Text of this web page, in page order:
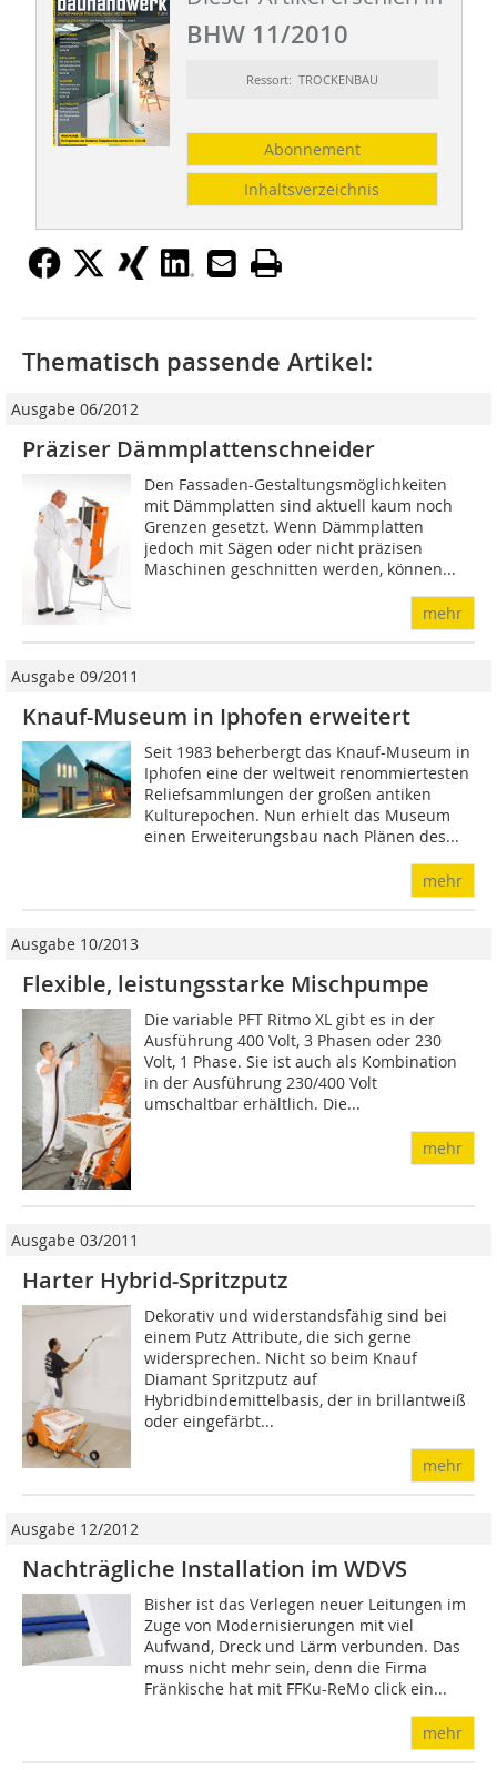
BHW 11/2010
Ressort: TROCKENBAU
Abonnement
Inhaltsverzeichnis
Thematisch passende Artikel:
Ausgabe 06/2012
Präziser Dämmplattenschneider
Den Fassaden-Gestaltungsmöglichkeiten
mit Dämmplatten sind aktuell kaum noch
Grenzen gesetzt. Wenn Dämmplatten
jedoch mit Sägen oder nicht präzisen
Maschinen geschnitten werden, können...
mehr
Ausgabe 09/2011
Knauf-Museum in Iphofen erweitert
Seit 1983 beherbergt das Knauf-Museum in
Iphofen eine der weltweit renommiertesten
Reliefsammlungen der großen antiken
Kulturepochen. Nun erhielt das Museum
einen Erweiterungsbau nach Plänen des...
mehr
Ausgabe 10/2013
Flexible, leistungsstarke Mischpumpe
Die variable PFT Ritmo XL gibt es in der
Ausführung 400 Volt, 3 Phasen oder 230
Volt, 1 Phase. Sie ist auch als Kombination
in der Ausführung 230/400 Volt
umschaltbar erhältlich. Die...
mehr
Ausgabe 03/2011
Harter Hybrid-Spritzputz
Dekorativ und widerstandsfähig sind bei
einem Putz Attribute, die sich gerne
widersprechen. Nicht so beim Knauf
Diamant Spritzputz auf
Hybridbindemittelbasis, der in brillantweiß
oder eingefärbt...
mehr
Ausgabe 12/2012
Nachträgliche Installation im WDVS
Bisher ist das Verlegen neuer Leitungen im
Zuge von Modernisierungen mit viel
Aufwand, Dreck und Lärm verbunden. Das
muss nicht mehr sein, denn die Firma
Fränkische hat mit FFKu-ReMo click ein...
mehr